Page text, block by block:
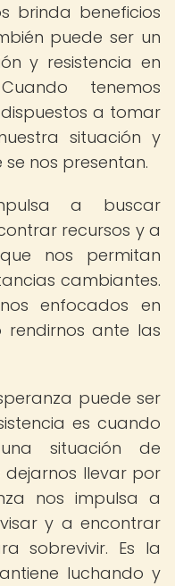
brinda beneficios
puede ser un
y resistencia en
tenemos
a tomar
situación y
nos presentan.
a buscar
recursos y a
nos permitan
cambiantes.
enfocados en
rendirnos ante las
puede ser
es cuando
situación de
dejarnos llevar por
nos impulsa a
y a encontrar
sobrevivir. Es la
luchando y